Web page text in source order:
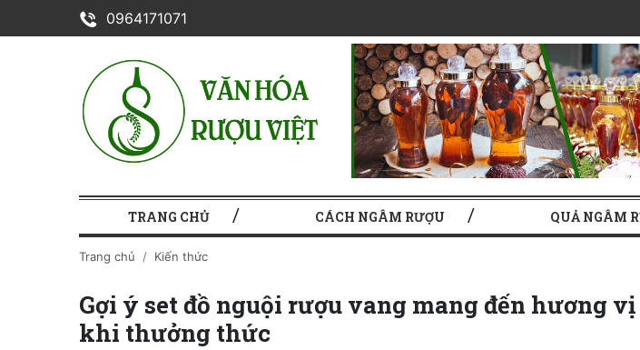
0964171071
TRANG CHỦ CÁCH NGÂM RƯỢU QUẢ NGÂM
Trang chủ Kiến thức
Gợi ý set đồ nguội rượu vang mang đến hương
khi thưởng thức